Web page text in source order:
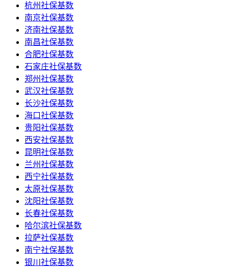
杭州社保基数
南京社保基数
济南社保基数
南昌社保基数
合肥社保基数
石家庄社保基数
郑州社保基数
武汉社保基数
长沙社保基数
海口社保基数
贵阳社保基数
西安社保基数
昆明社保基数
兰州社保基数
西宁社保基数
太原社保基数
沈阳社保基数
长春社保基数
哈尔滨社保基数
拉萨社保基数
南宁社保基数
银川社保基数